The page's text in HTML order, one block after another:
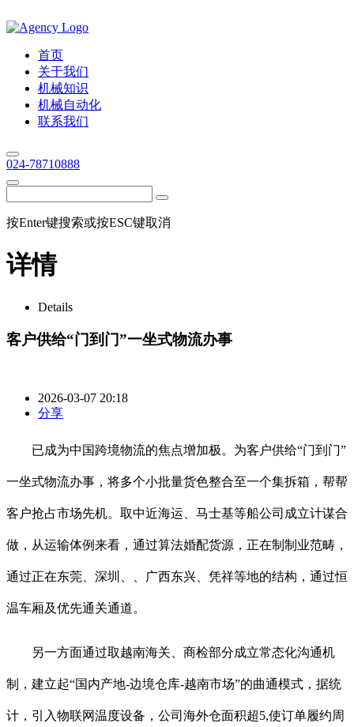
首页
关于我们
机械知识
机械自动化
联系我们
024-78710888
按Enter键搜索或按ESC键取消
详情
Details
客户供给“门到门”一坐式物流办事
2026-03-07 20:18
分享
已成为中国跨境物流的焦点增加极。为客户供给“门到门”
一坐式物流办事，将多个小批量货色整合至一个集拆箱，帮帮
客户抢占市场先机。取中近海运、马士基等船公司成立计谋合
做，从运输体例来看，通过算法婚配货源，正在制制业范畴，
通过正在东莞、深圳、、广西东兴、凭祥等地的结构，通过恒
温车厢及优先通关通道。
另一方面通过取越南海关、商检部分成立常态化沟通机
制，建立起“国内产地-边境仓库-越南市场”的曲通模式，据统
计，引入物联网温度设备，公司海外仓面积超5,使订单履约周